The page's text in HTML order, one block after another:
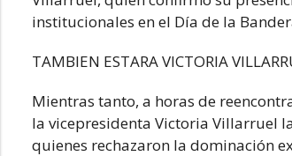
institucionales en el Día de la
TAMBIEN ESTARA VICTORIA
Mientras tanto, a horas de
la vicepresidenta Victoria Villarruel
quienes rechazaron la dominación